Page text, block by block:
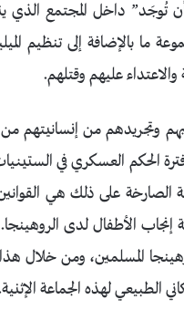
أن تُوجَد” داخل المجتمع
ما بالإضافة إلى تنظيم
عليهم وقتلهم.
وتجريدهم من إنسانيتهم من
الحكم العسكري في
الصارخة على ذلك هي
الأطفال لدى
المسلمين، ومن خلال
الطبيعي لهذه الجماعة